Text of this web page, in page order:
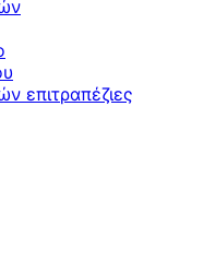
επιτραπέζιες